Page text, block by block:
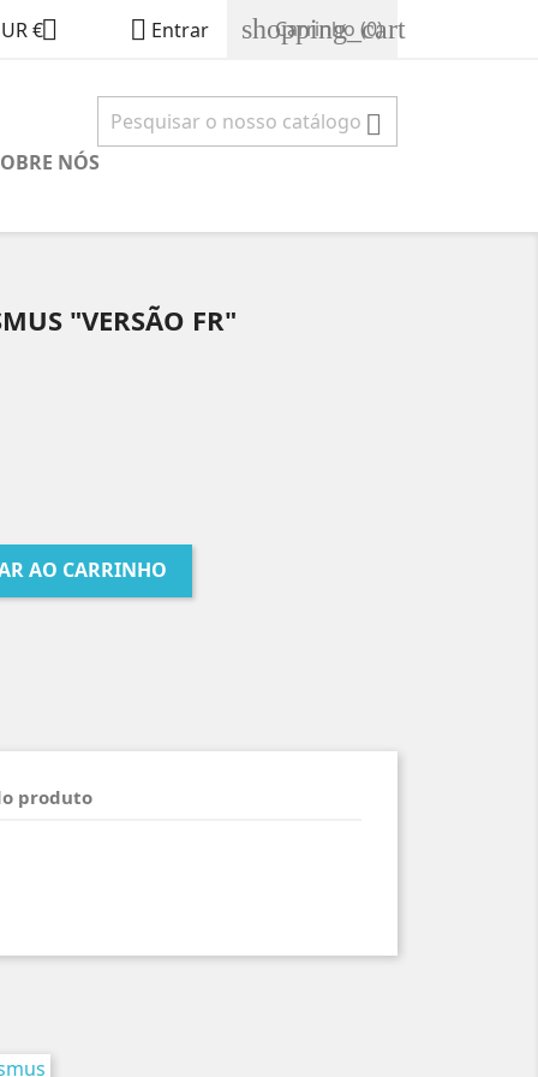
€  Entrar shopping_cart
Carrinho (0)

NÓS
"VERSÃO FR"
AO CARRINHO
produto